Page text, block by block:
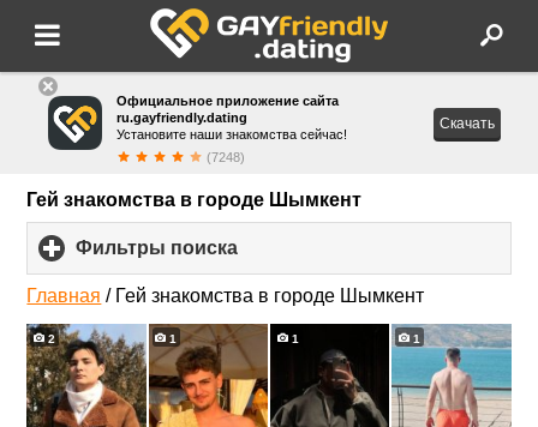
Официальное приложение сайта
ru.gayfriendly.dating
Установите наши знакомства сейчас!
(7248)
Скачать
Гей знакомства в городе Шымкент
Фильтры поиска
to
expand
contents
Главная / Гей знакомства в городе Шымкент
2 1 1 1